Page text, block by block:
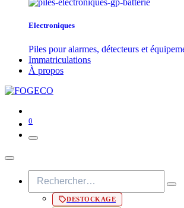
Electroniques
Piles pour alarmes, détecteurs et
Immatriculations
À propos
0
DESTOCKAGE